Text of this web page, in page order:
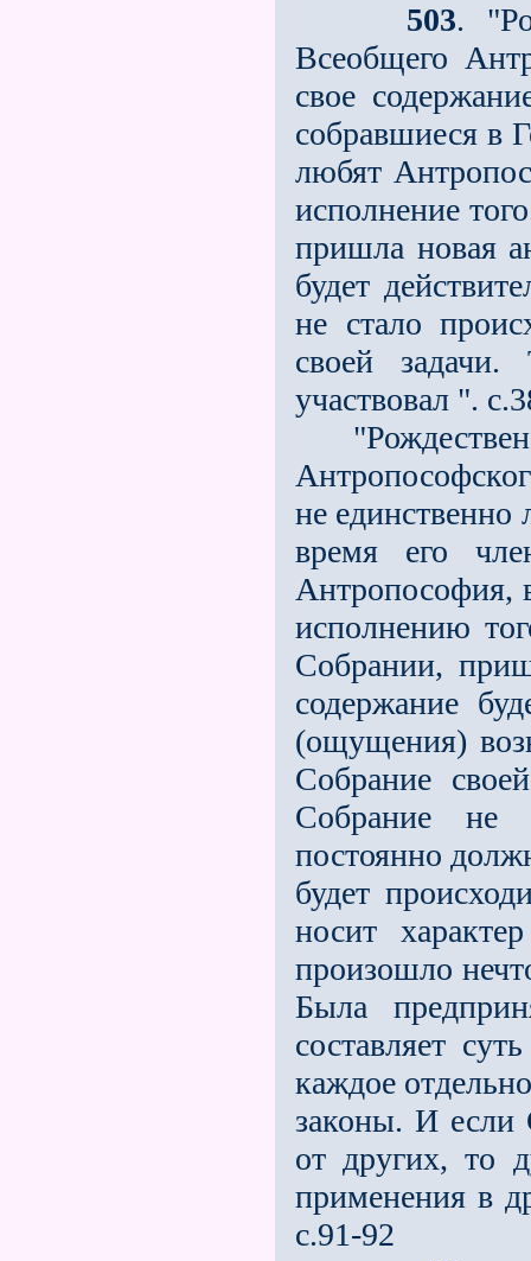
503.
Всеобщего
свое
собравшиеся в
любят
исполнение
пришла новая
будет
не стало
своей
участвовал ".
не
время его
Антропософия,
исполнению
Собрании,
содержание
(ощущения)
Собрание
Собрание не
постоянно
будет
носит
произошло
Была
составляет
каждое
законы. И если
от других, то
применения в
с.91-92